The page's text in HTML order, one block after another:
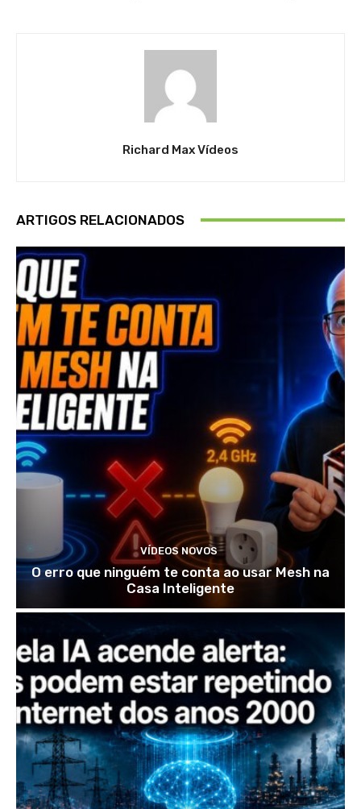
Richard Max Vídeos
ARTIGOS RELACIONADOS
VÍDEOS NOVOS
O erro que ninguém te conta ao usar Mesh na
Casa Inteligente